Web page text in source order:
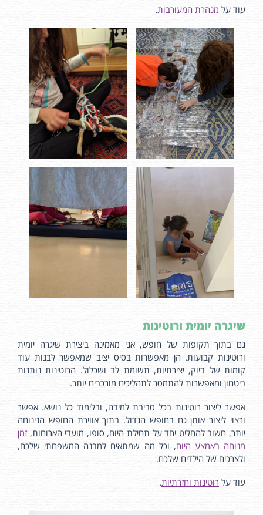
עוד על מנהרת המעורבות.
שיגרה יומית ורוטינות
גם בתוך תקופות של חופש, אני מאמינה ביצירת שיגרה יומית
ורוטינות קבועות. הן מאפשרות בסיס יציב שמאפשר לבנות עוד
קומות של דיוק, יצירתיות, תשומת לב ושכלול. הרוטינות נותנות
ביטחון ומאפשרות להתמסר לתהליכים מורכבים יותר.
אפשר ליצור רוטינות בכל סביבת למידה, ובלימוד כל נושא. אפשר
ורצוי ליצור אותן גם בחופש הגדול. בתוך אווירת החופש הנינוחה
יותר, חשוב להחליט יחד על תחילת היום, סופו, מועדי הארוחות, זמן
מנוחה באמצע היום, וכל מה שמתאים למבנה המשפחתי שלכם,
ולצרכים של הילדים שלכם.
עוד על רוטינות וחזרתיות.